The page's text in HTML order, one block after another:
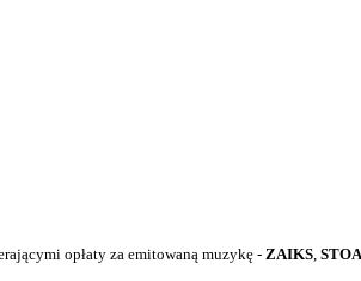
opłaty za emitowaną muzykę - ZAIKS,